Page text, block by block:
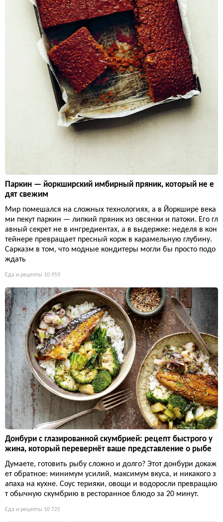
Паркин — йоркширский имбирный пряник, который не е
дят свежим
Мир помешался на сложных технологиях, а в Йоркшире века
ми пекут паркин — липкий пряник из овсянки и патоки. Его гл
авный секрет не в ингредиентах, а в выдержке: неделя в кон
тейнере превращает пресный корж в карамельную глубину.
Сарказм в том, что модные кондитеры могли бы просто подо
ждать
Еда и рецепты 10 959
Донбури с глазированной скумбрией: рецепт быстрого у
жина, который перевернёт ваше представление о рыбе
Думаете, готовить рыбу сложно и долго? Этот донбури докаж
ет обратное: минимум усилий, максимум вкуса, и никакого з
апаха на кухне. Соус терияки, овощи и водоросли превращаю
т обычную скумбрию в ресторанное блюдо за 20 минут.
Еда и рецепты 10 725